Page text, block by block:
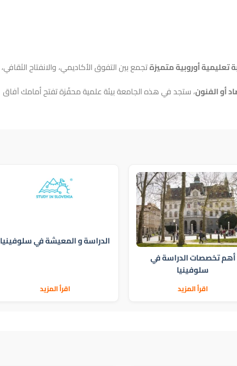
تعليمية أوروبية متميزةتجمع بين التفوق الأكاديمي، والانفتاح الثقافي،
أو الفنون، ستجد في هذه الجامعة بيئة علمية محفّزة تفتح أمامك آفاق
أهم تخصصات الدراسة في
سلوفينيا
اقرأ المزيد
الدراسة و المعيشة في سلوفينيا
اقرأ المزيد